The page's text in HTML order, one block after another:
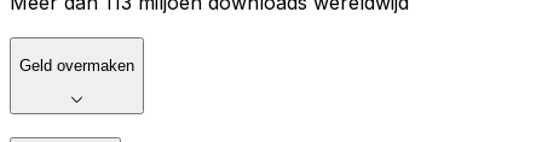
Geld overmaken